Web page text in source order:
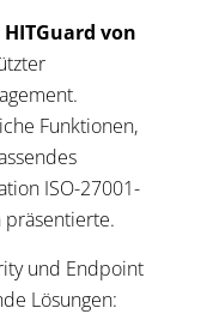
HITGuard von
Funktionen,
ISO-27001-
und Endpoint
Lösungen: